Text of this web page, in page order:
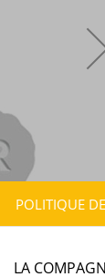
POLITIQUE
LA